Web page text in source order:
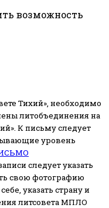
возможность
Тихий», необходимо
литобъединения на
К письму следует
уровень
следует указать
свою фотографию
указать страну и
литсовета МПЛО